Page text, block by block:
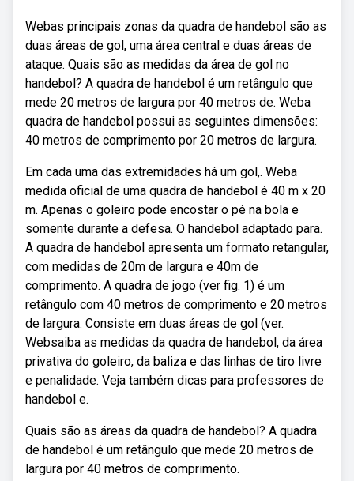
Webas principais zonas da quadra de handebol são as
duas áreas de gol, uma área central e duas áreas de
ataque. Quais são as medidas da área de gol no
handebol? A quadra de handebol é um retângulo que
mede 20 metros de largura por 40 metros de. Weba
quadra de handebol possui as seguintes dimensões:
40 metros de comprimento por 20 metros de largura.
Em cada uma das extremidades há um gol,. Weba
medida oficial de uma quadra de handebol é 40 m x 20
m. Apenas o goleiro pode encostar o pé na bola e
somente durante a defesa. O handebol adaptado para.
A quadra de handebol apresenta um formato retangular,
com medidas de 20m de largura e 40m de
comprimento. A quadra de jogo (ver fig. 1) é um
retângulo com 40 metros de comprimento e 20 metros
de largura. Consiste em duas áreas de gol (ver.
Websaiba as medidas da quadra de handebol, da área
privativa do goleiro, da baliza e das linhas de tiro livre
e penalidade. Veja também dicas para professores de
handebol e.
Quais são as áreas da quadra de handebol? A quadra
de handebol é um retângulo que mede 20 metros de
largura por 40 metros de comprimento.